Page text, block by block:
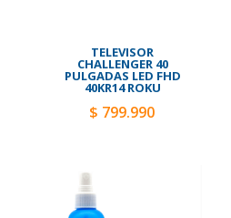
TELEVISOR
CHALLENGER 40
PULGADAS LED FHD
40KR14 ROKU
$ 799.990